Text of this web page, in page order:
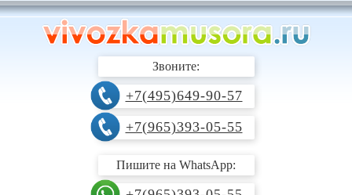
Звоните:
+7(495)649-90-57
+7(965)393-05-55
Пишите на WhatsApp: